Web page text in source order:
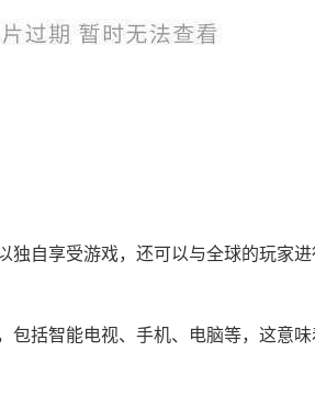
自享受游戏，还可以与全球的玩家
括智能电视、手机、电脑等，这意味